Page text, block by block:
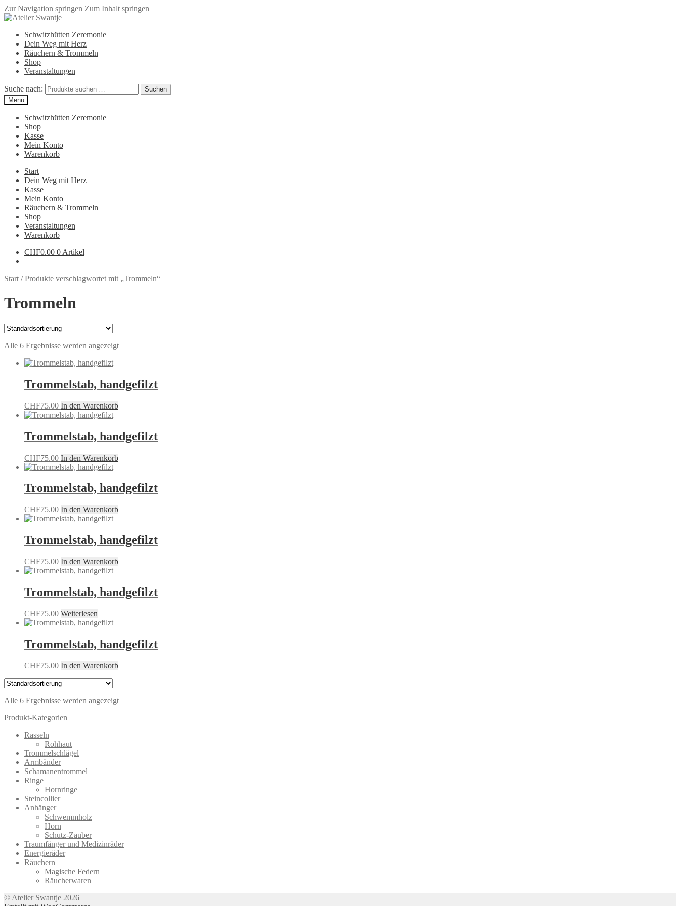
Zur Navigation springen Zum Inhalt springen
Schwitzhütten Zeremonie
Dein Weg mit Herz
Räuchern & Trommeln
Shop
Veranstaltungen
Suche nach:
Suchen
Menü
Schwitzhütten Zeremonie
Shop
Kasse
Mein Konto
Warenkorb
Start
Dein Weg mit Herz
Kasse
Mein Konto
Räuchern & Trommeln
Shop
Veranstaltungen
Warenkorb
CHF0.00 0 Artikel
Start /Produkte verschlagwortet mit „Trommeln“
Trommeln
Alle 6 Ergebnisse werden angezeigt
Trommelstab, handgefilzt
CHF75.00 In den Warenkorb
Trommelstab, handgefilzt
CHF75.00 In den Warenkorb
Trommelstab, handgefilzt
CHF75.00 In den Warenkorb
Trommelstab, handgefilzt
CHF75.00 In den Warenkorb
Trommelstab, handgefilzt
CHF75.00 Weiterlesen
Trommelstab, handgefilzt
CHF75.00 In den Warenkorb
Alle 6 Ergebnisse werden angezeigt
Produkt-Kategorien
Rasseln
Rohhaut
Trommelschlägel
Armbänder
Schamanentrommel
Ringe
Hornringe
Steincollier
Anhänger
Schwemmholz
Horn
Schutz-Zauber
Traumfänger und Medizinräder
Energieräder
Räuchern
Magische Federn
Räucherwaren
© Atelier Swantje 2026